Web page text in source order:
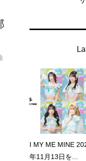
I MY ME MINE
年11月13日を...